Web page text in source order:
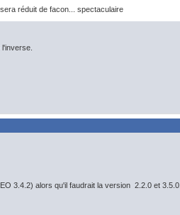
réduit de facon... spectaculaire
3.4.2) alors qu'il faudrait la version 2.2.0 et 3.5.0.